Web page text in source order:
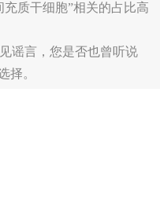
充质干细胞”相关的占比高
谣言，您是否也曾听说
择。